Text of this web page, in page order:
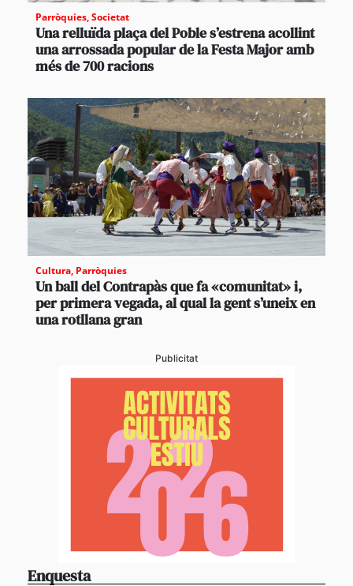
Parròquies,Societat
Una relluïda plaça del Poble s’estrena acollint
una arrossada popular de la Festa Major amb
més de 700 racions
Cultura, Parròquies
Un ball del Contrapàs que fa «comunitat» i,
per primera vegada, al qual la gent s’uneix en
una rotllana gran
Publicitat
Enquesta